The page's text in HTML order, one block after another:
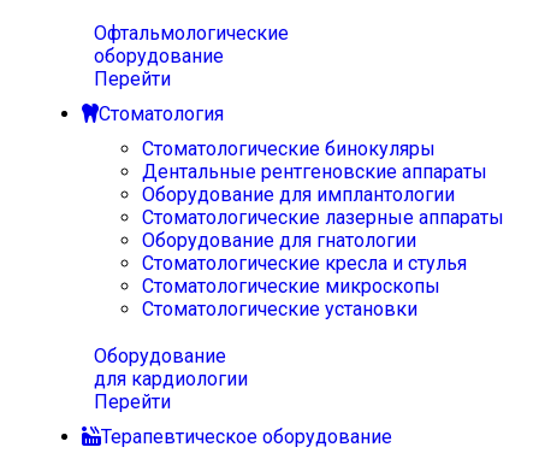
Офтальмологические
оборудование
Перейти
Стоматология
Стоматологические бинокуляры
Дентальные рентгеновские аппараты
Оборудование для имплантологии
Стоматологические лазерные аппараты
Оборудование для гнатологии
Стоматологические кресла и стулья
Стоматологические микроскопы
Стоматологические установки
Оборудование
для кардиологии
Перейти
Терапевтическое оборудование